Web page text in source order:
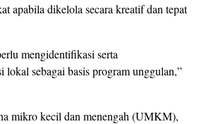
apabila dikelola secara kreatif dan tepat
mengidentifikasi serta
lokal sebagai basis program unggulan,”
mikro kecil dan menengah (UMKM),